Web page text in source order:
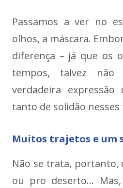
Passamos a ver no
olhos, a máscara.
diferença – já que os
tempos, talvez
verdadeira
tanto de solidão nesses
Muitos trajetos e um
Não se trata,
ou pro deserto…